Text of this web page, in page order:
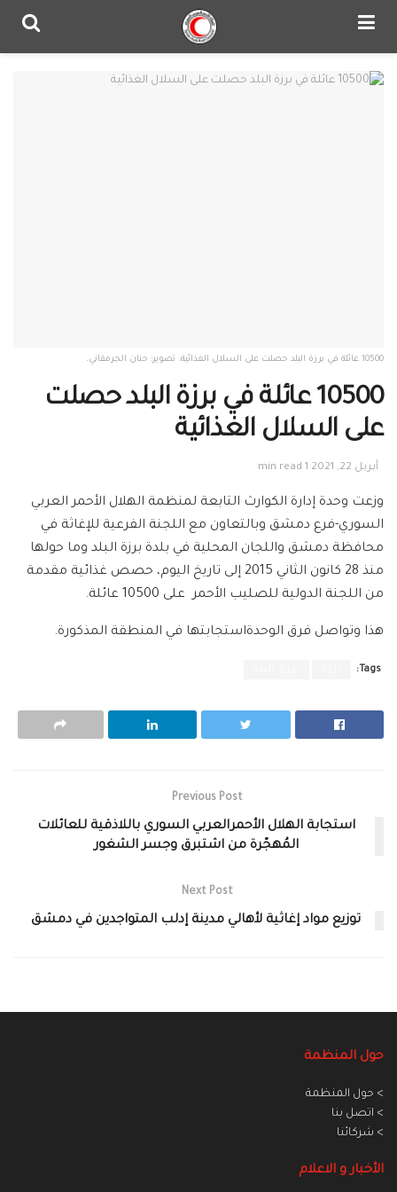
10500 عائلة في برزة البلد حصلت على السلال الغذائية. تصوير: حنان الجرمقاني.
10500 عائلة في برزة البلد حصلت
على السلال الغذائية
أبريل 22, 2021 1 min read
وزعت وحدة إدارة الكوارث التابعة لمنظمة الهلال الأحمر العربي
السوري-فرع دمشق وبالتعاون مع اللجنة الفرعية للإغاثة في
محافظة دمشق واللجان المحلية في بلدة برزة البلد وما حولها
منذ 28 كانون الثاني 2015 إلى تاريخ اليوم، حصص غذائية مقدمة
من اللجنة الدولية للصليب الأحمر على 10500 عائلة.
هذا وتواصل فرق الوحدةاستجابتها في المنطقة المذكورة.
Tags:
Previous Post
استجابة الهلال الأحمرالعربي السوري باللاذقية للعائلات
المُهجّرة من اشتبرق وجسر الشغور
Next Post
توزيع مواد إغاثية لأهالي مدينة إدلب المتواجدين في دمشق
حول المنظمة
> حول المنظمة
> اتصل بنا
> شركائنا
الأخبار و الاعلام